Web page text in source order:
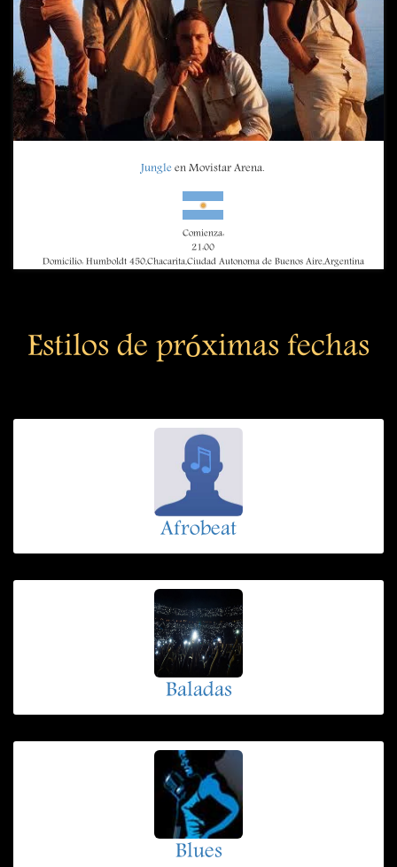
Jungleen Movistar Arena.
Comienza:
21:00
Domicilio: Humboldt 450,Chacarita,Ciudad Autonoma de Buenos Aire,Argentina
Estilos de próximas fechas
Afrobeat
Baladas
Blues